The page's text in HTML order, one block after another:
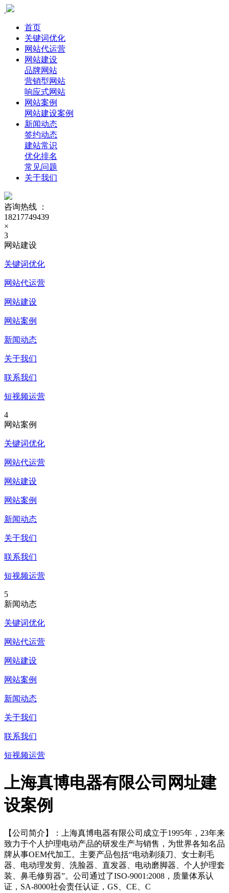
首页
关键词优化
网站代运营
网站建设
品牌网站
营销型网站
响应式网站
网站案例
网站建设案例
新闻动态
签约动态
建站常识
优化排名
常见问题
关于我们
咨询热线 ：
18217749439
×
3
网站建设
关键词优化
网站代运营
网站建设
网站案例
新闻动态
关于我们
联系我们
短视频运营
4
网站案例
关键词优化
网站代运营
网站建设
网站案例
新闻动态
关于我们
联系我们
短视频运营
5
新闻动态
关键词优化
网站代运营
网站建设
网站案例
新闻动态
关于我们
联系我们
短视频运营
上海真博电器有限公司网址建
设案例
【公司简介】：上海真博电器有限公司成立于1995年，23年来
致力于个人护理电动产品的研发生产与销售，为世界各知名品
牌从事OEM代加工。主要产品包括“电动剃须刀、女士剃毛
器、电动理发剪、洗脸器、直发器、电动磨脚器、个人护理套
装、鼻毛修剪器”。公司通过了ISO-9001:2008，质量体系认
证，SA-8000社会责任认证，GS、CE、C